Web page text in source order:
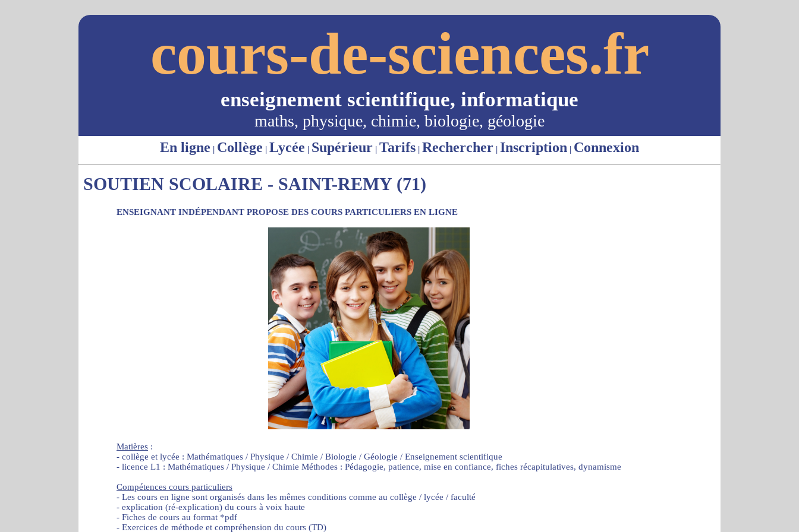
cours-de-sciences.fr
enseignement scientifique, informatique
maths, physique, chimie, biologie, géologie
En ligne | Collège | Lycée | Supérieur | Tarifs | Rechercher | Inscription | Connexion
SOUTIEN SCOLAIRE - SAINT-REMY (71)
ENSEIGNANT INDÉPENDANT PROPOSE DES COURS PARTICULIERS EN LIGNE
Matières :
- collège et lycée : Mathématiques / Physique / Chimie / Biologie / Géologie / Enseignement scientifique
- licence L1 : Mathématiques / Physique / Chimie Méthodes : Pédagogie, patience, mise en confiance, fiches récapitulatives, dynamisme
Compétences cours particuliers
- Les cours en ligne sont organisés dans les mêmes conditions comme au collège / lycée / faculté
- explication (ré-explication) du cours à voix haute
- Fiches de cours au format *pdf
- Exercices de méthode et compréhension du cours (TD)